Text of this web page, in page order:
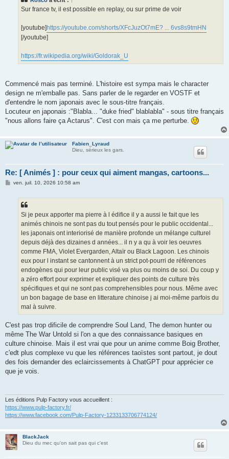
Sur france tv, il est possible en replay, ou sur prime de voir
[youtube] https://youtube.com/shorts/XFcJuzOt7mE? ... 6vs8s9tmHN
[/youtube]
https://fr.wikipedia.org/wiki/Goldorak_U
Commencé mais pas terminé. L'histoire est sympa mais le character
design ne m'emballe pas. Sans parler de le regarder en VOSTF et
d'entendre le nom japonais avec le sous-titre français.
Locuteur en japonais :"Blabla... "duke fried" blablabla" - sous titre français
"nous allons faire ça Actarus". C'est con mais ça me perturbe.
Fabien_Lyraud
Dieu, sérieux les gars.
Re: [ Animés ] : pour ceux qui aiment mangas, cartoons...
Mven. juil. 10, 2026 10:58 am
Si je peux apporter ma pierre à l édifice il y a aussi le fait que les
animés chinois ne sont pas du tout pensés pour le public occidental...
les japonais ont interiorisé de manière profonde un mélange culturel
depuis déjà des dizaines d années... il n y a qu à voir les oeuvres
comme FMA, Violet Evergarden, Altaïr ou Black Lagoon. Les chinois
eux pour l instant se cantonnent à un strict pot-pourri de références
endogènes qui pour leur public visé va plus ou moins de soi. Du coup y
a zéro effort pour exprimer et expliquer des points de culture très
spécifiques et qui ne sont pas comprehensibles pour nous. Même avec
un bon bagage de base en litterature chinoise j ai moi-même parfois du
mal à suivre.
C'est pas trop dificile de comprendre Soul Land, The demon hunter ou
même The War Untold si l'on a que des connaissance basiques en
culture chinoise. Mais il est vrai que pour un anime comme Boig Brother,
c'edt plus complexe vu que les références taoïstes sont partout, je dout
des fois demander des eclaircissements à ChatGPT pour apprécier ce
que je vois.
Les éditions Pulp Factory vous accueillent :
https://www.pulp-factory.fr/
https://www.facebook.com/Pulp-Factory-1233133706774124/
BlackJack
Dieu du mec qu'on sait pas qui c'est